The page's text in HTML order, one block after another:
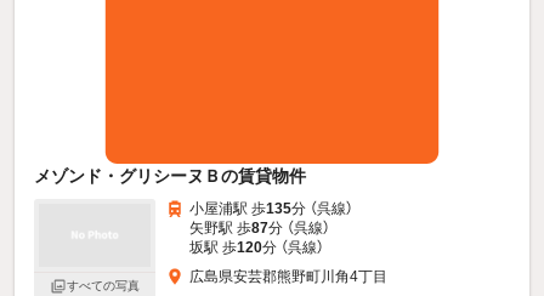
メゾンド・グリシーヌＢの賃貸物件
すべての写真
小屋浦駅 歩135分 （呉線）
矢野駅 歩87分 （呉線）
坂駅 歩120分 （呉線）
広島県安芸郡熊野町川角4丁目